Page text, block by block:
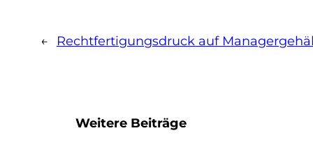
← Rechtfertigungsdruck auf
Weitere Beiträge